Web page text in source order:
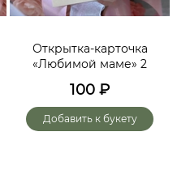
Открытка-карточка
«Любимой маме» 2
100 ₽
Добавить к букету